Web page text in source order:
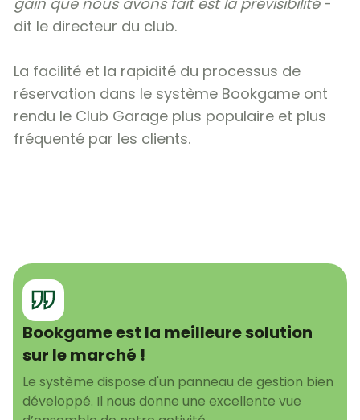
dit le directeur du club.
La facilité et la rapidité du processus de
réservation dans le système Bookgame ont
rendu le Club Garage plus populaire et plus
fréquenté par les clients.
Bookgame est la meilleure solution
sur le marché !
Le système dispose d'un panneau de gestion bien
développé. Il nous donne une excellente vue